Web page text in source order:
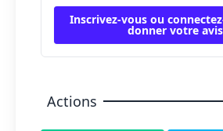
Inscrivez-vous ou
donner votre avis
Actions